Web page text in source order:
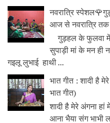
नवरात्रि
आज से नवरात्रि
गुड़हल के फुलवा में
सुपाड़ी मां के मन
गइलू लुभाई हाथी ...
भात गीत : शादी है
भात गीत)
शादी है मेरे अंगना
आना भैया संग भाभी